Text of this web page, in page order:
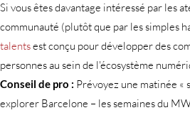
Si vous êtes davantage intéressé par les
communauté (plutôt que par les simples
talentsest conçu pour développer des
personnes au sein de l'écosystème
Conseil de pro : Prévoyez une matinée «
explorer Barcelone – les semaines du